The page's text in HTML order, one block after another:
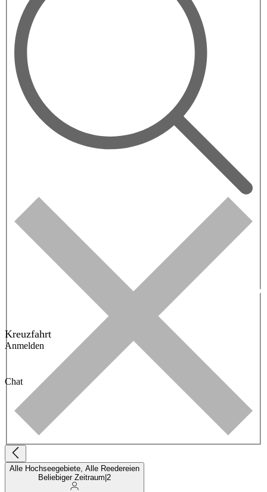
Kreuzfahrt
Anmelden
Chat
Alle Hochseegebiete, Alle Reedereien
Beliebiger Zeitraum 2